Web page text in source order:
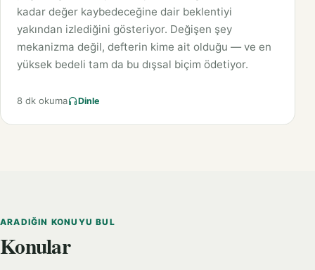
kadar değer kaybedeceğine dair beklentiyi
yakından izlediğini gösteriyor. Değişen şey
mekanizma değil, defterin kime ait olduğu — ve en
yüksek bedeli tam da bu dışsal biçim ödetiyor.
8 dk okuma Dinle
ARADIĞIN KONUYU BUL
Konular